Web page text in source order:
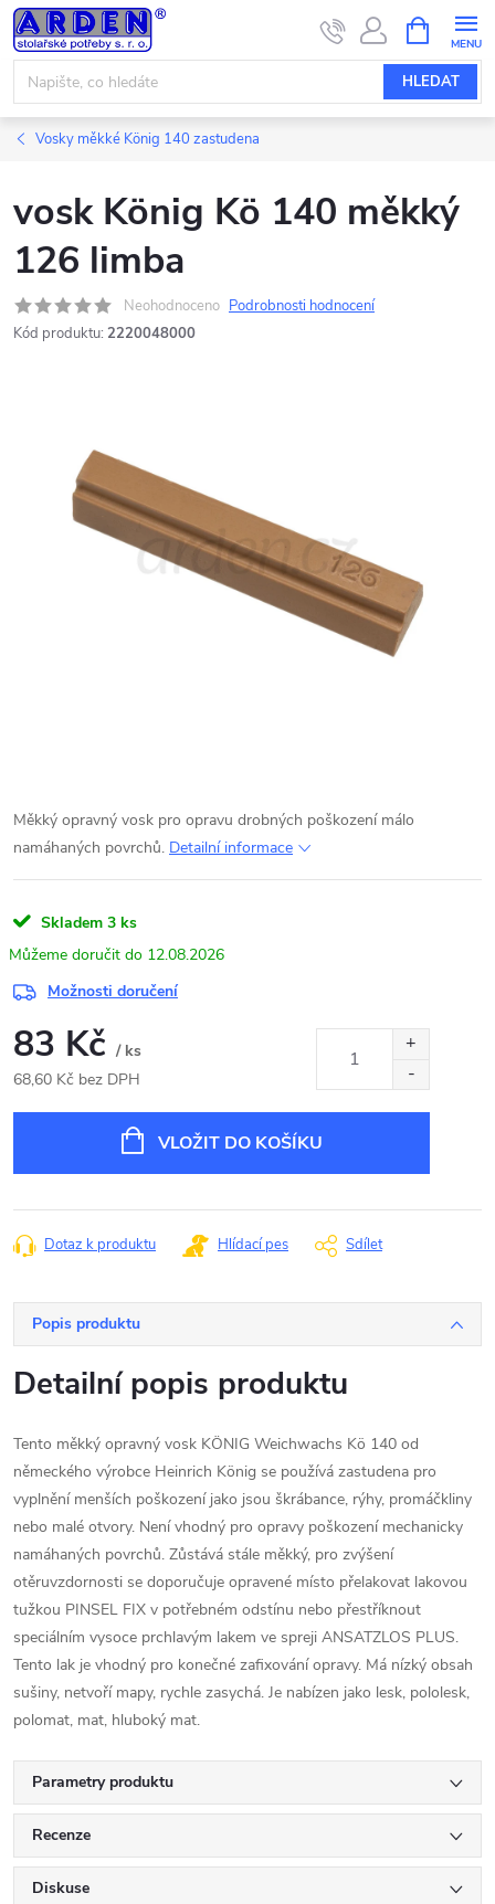
Přejít
na
obsah
HLEDAT
NÁKUPNÍ
KOŠÍK
Vosky měkké König 140 zastudena
vosk König Kö 140 měkký
126 limba
Neohodnoceno Podrobnosti hodnocení
Kód produktu: 2220048000
Měkký opravný vosk pro opravu drobných poškození málo
namáhaných povrchů. Detailní informace
Skladem 3 ks
12.08.2026
Možnosti doručení
83 Kč / ks
68,60 Kč bez DPH
VLOŽIT DO KOŠÍKU
Dotaz k produktu Hlídací pes Sdílet
Popis produktu
Detailní popis produktu
Tento měkký opravný vosk KÖNIG Weichwachs Kö 140 od
německého výrobce Heinrich König se používá zastudena pro
vyplnění menších poškození jako jsou škrábance, rýhy, promáčkliny
nebo malé otvory. Není vhodný pro opravy poškození mechanicky
namáhaných povrchů. Zůstává stále měkký, pro zvýšení
otěruvzdornosti se doporučuje opravené místo přelakovat lakovou
tužkou PINSEL FIX v potřebném odstínu nebo přestříknout
speciálním vysoce prchlavým lakem ve spreji ANSATZLOS PLUS.
Tento lak je vhodný pro konečné zafixování opravy. Má nízký obsah
sušiny, netvoří mapy, rychle zasychá. Je nabízen jako lesk, pololesk,
polomat, mat, hluboký mat.
Parametry produktu
Recenze
Diskuse